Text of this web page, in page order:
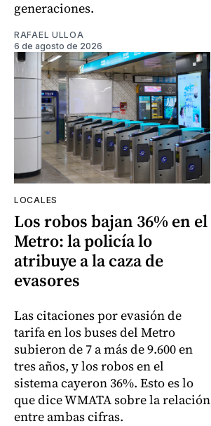
generaciones.
RAFAEL ULLOA
6 de agosto de 2026
LOCALES
Los robos bajan 36% en el
Metro: la policía lo
atribuye a la caza de
evasores
Las citaciones por evasión de
tarifa en los buses del Metro
subieron de 7 a más de 9.600 en
tres años, y los robos en el
sistema cayeron 36%. Esto es lo
que dice WMATA sobre la relación
entre ambas cifras.